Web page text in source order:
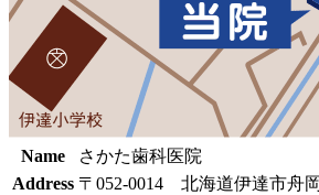
Name
さかた歯科医院
Address 〒052-0014 北海道伊達市舟